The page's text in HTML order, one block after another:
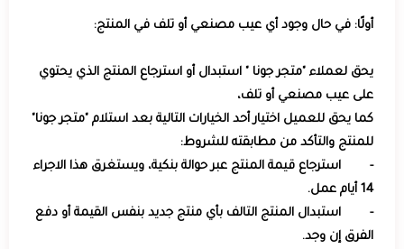
أولًا: في حال وجود أي عيب مصنعي أو تلف في المنتج:
يحق لعملاء "متجر جونا " استبدال أو استرجاع المنتج الذي يحتوي
على عيب مصنعي أو تلف،
كما يحق للعميل اختيار أحد الخيارات التالية بعد استلام "متجر جونا"
للمنتج والتأكد من مطابقته للشروط:
- استرجاع قيمة المنتج عبر حوالة بنكية، ويستغرق هذا الاجراء
14 أيام عمل.
- استبدال المنتج التالف بأي منتج جديد بنفس القيمة أو دفع
الفرق إن وجد.